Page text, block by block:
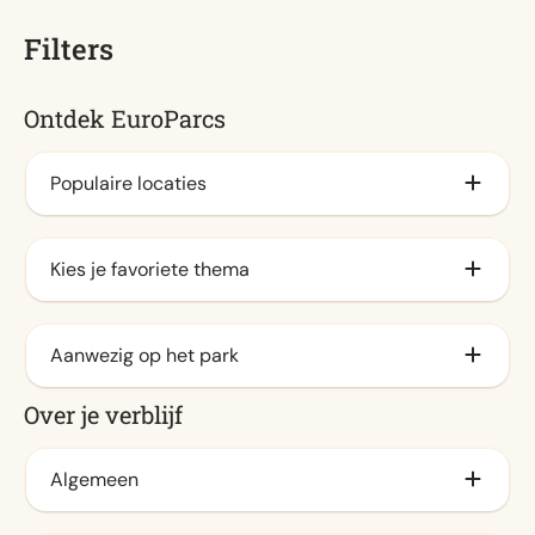
Filters
Ontdek EuroParcs
Populaire locaties
Aan de zee
Aan het veluwemeer (53)
Achterhoek (55)
Kies je favoriete thema
Natuur (169)
Water (100)
Aanwezig op het park
Animatieprogramma (190)
Buitenzwembad / Spraypark (106)
Binnenzwembad (192)
Over je verblijf
Algemeen